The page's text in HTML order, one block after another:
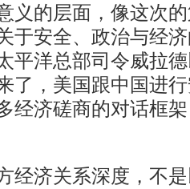
义的层面，像这次
于安全、政治与经
平洋总部司令威拉
了，美国跟中国进
经济磋商的对话框
济关系深度，不是